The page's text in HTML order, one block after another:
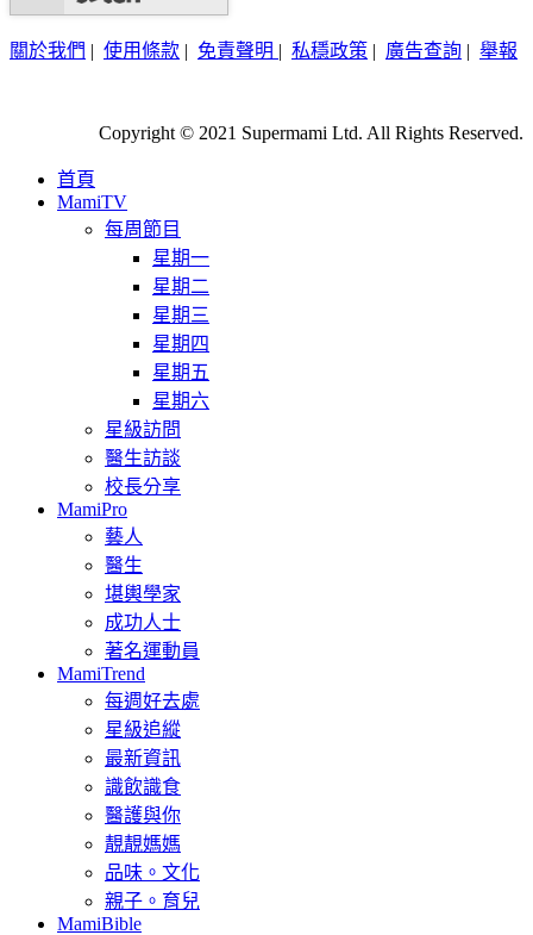
關於我們 | 使用條款 | 免責聲明 | 私穩政策 | 廣告查詢 | 舉報
Copyright © 2021 Supermami Ltd. All Rights Reserved.
首頁
MamiTV
每周節目
星期一
星期二
星期三
星期四
星期五
星期六
星級訪問
醫生訪談
校長分享
MamiPro
藝人
醫生
堪輿學家
成功人士
著名運動員
MamiTrend
每週好去處
星級追縱
最新資訊
識飲識食
醫護與你
靚靚媽媽
品味。文化
親子。育兒
MamiBible